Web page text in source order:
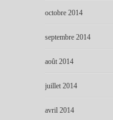
octobre 2014
septembre 2014
août 2014
juillet 2014
avril 2014